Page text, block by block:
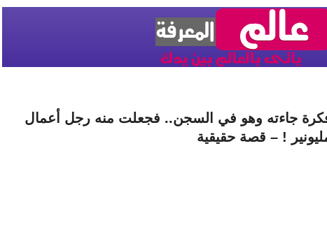
جاءته وهو في السجن.. فجعلت منه رجل أعمال
! – قصة حقيقية